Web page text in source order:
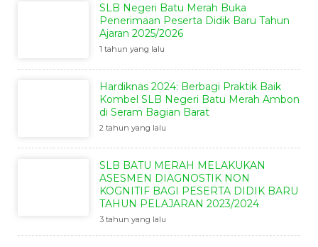
SLB Negeri Batu Merah Buka
Penerimaan Peserta Didik Baru Tahun
Ajaran 2025/2026
1 tahun yang lalu
Hardiknas 2024: Berbagi Praktik Baik
Kombel SLB Negeri Batu Merah Ambon
di Seram Bagian Barat
2 tahun yang lalu
SLB BATU MERAH MELAKUKAN
ASESMEN DIAGNOSTIK NON
KOGNITIF BAGI PESERTA DIDIK BARU
TAHUN PELAJARAN 2023/2024
3 tahun yang lalu